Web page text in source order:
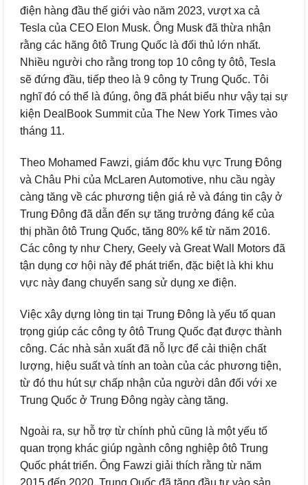
điện hàng đầu thế giới vào năm 2023, vượt xa cả
Tesla của CEO Elon Musk. Ông Musk đã thừa nhận
rằng các hãng ôtô Trung Quốc là đối thủ lớn nhất.
Nhiều người cho rằng trong top 10 công ty ôtô, Tesla
sẽ đứng đầu, tiếp theo là 9 công ty Trung Quốc. Tôi
nghĩ đó có thể là đúng, ông đã phát biểu như vậy tại sự
kiện DealBook Summit của The New York Times vào
tháng 11.
Theo Mohamed Fawzi, giám đốc khu vực Trung Đông
và Châu Phi của McLaren Automotive, nhu cầu ngày
càng tăng về các phương tiện giá rẻ và đáng tin cậy ở
Trung Đông đã dẫn đến sự tăng trưởng đáng kể của
thị phần ôtô Trung Quốc, tăng 80% kể từ năm 2016.
Các công ty như Chery, Geely và Great Wall Motors đã
tận dụng cơ hội này để phát triển, đặc biệt là khi khu
vực này đang chuyển sang sử dụng xe điện.
Việc xây dựng lòng tin tại Trung Đông là yếu tố quan
trọng giúp các công ty ôtô Trung Quốc đạt được thành
công. Các nhà sản xuất đã nỗ lực để cải thiện chất
lượng, hiệu suất và tính an toàn của các phương tiện,
từ đó thu hút sự chấp nhận của người dân đối với xe
Trung Quốc ở Trung Đông ngày càng tăng.
Ngoài ra, sự hỗ trợ từ chính phủ cũng là một yếu tố
quan trọng khác giúp ngành công nghiệp ôtô Trung
Quốc phát triển. Ông Fawzi giải thích rằng từ năm